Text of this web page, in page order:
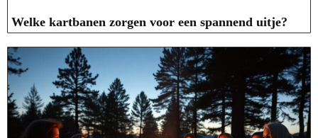
Welke kartbanen zorgen voor een spannend uitje?